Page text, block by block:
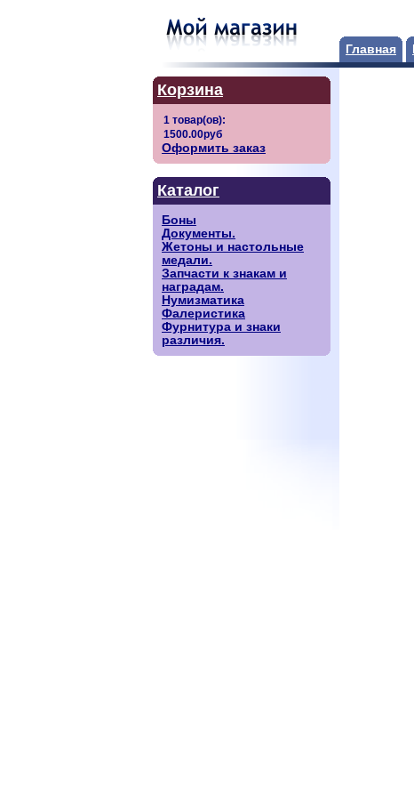
Главная
Корзина
Оформить заказ
Каталог
Боны
Документы.
Жетоны и настольные
медали.
Запчасти к знакам и
наградам.
Нумизматика
Фалеристика
Фурнитура и знаки
различия.